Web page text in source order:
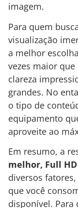
imagem.
Para quem
visualização
a melhor
vezes maior que
clareza
grandes. No
o tipo de
equipamento
aproveite ao
Em resumo, a
melhor, Full
diversos
que você
disponível.